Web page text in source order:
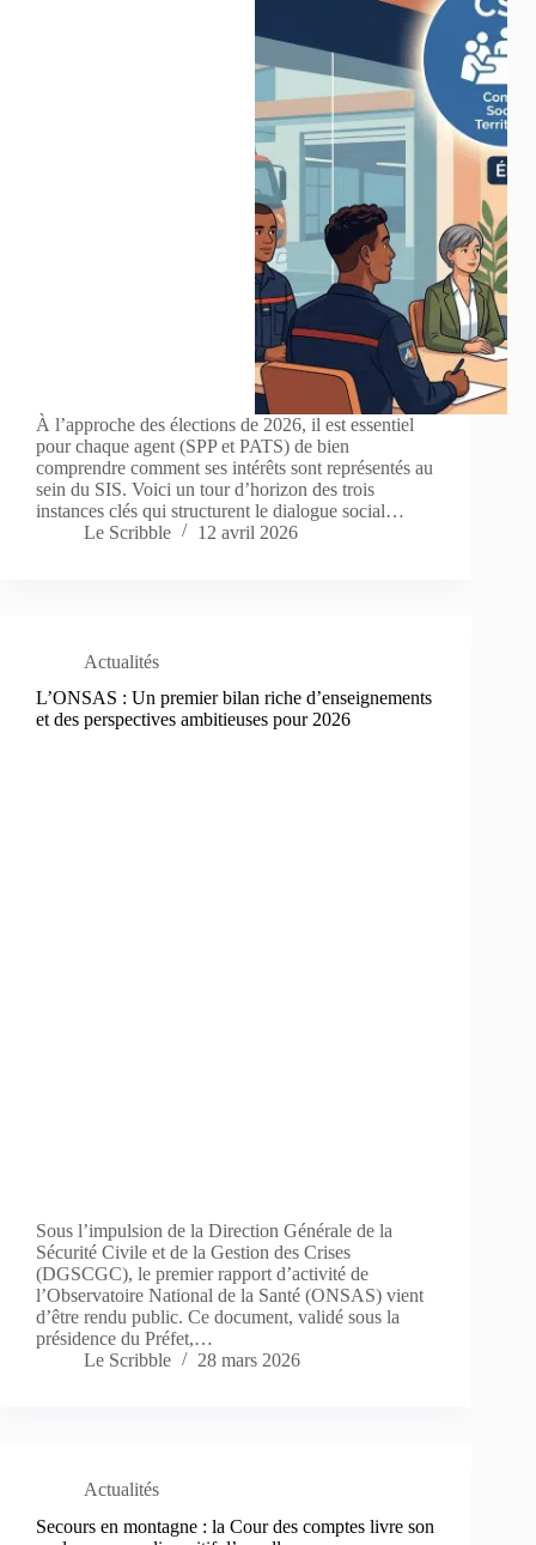
À l’approche des élections de 2026, il est essentiel
pour chaque agent (SPP et PATS) de bien
comprendre comment ses intérêts sont représentés au
sein du SIS. Voici un tour d’horizon des trois
instances clés qui structurent le dialogue social…
Le Scribble
12 avril 2026
Actualités
L’ONSAS : Un premier bilan riche d’enseignements
et des perspectives ambitieuses pour 2026
Sous l’impulsion de la Direction Générale de la
Sécurité Civile et de la Gestion des Crises
(DGSCGC), le premier rapport d’activité de
l’Observatoire National de la Santé (ONSAS) vient
d’être rendu public. Ce document, validé sous la
présidence du Préfet,…
Le Scribble
28 mars 2026
Actualités
Secours en montagne : la Cour des comptes livre son